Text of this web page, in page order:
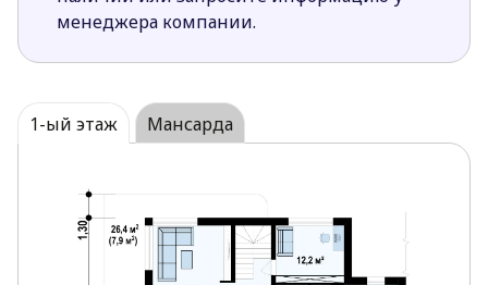
минимальными затратами.
Цена указана за два сегмента дома.
менеджера компании.
1-ый этаж Мансарда